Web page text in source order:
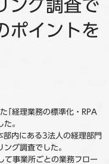
ング調査で
ポイントを
｢経理業務の標準化・RPA
。
部内にある3法人の経理部門
グ調査でした。
事業所ごとの業務フロー